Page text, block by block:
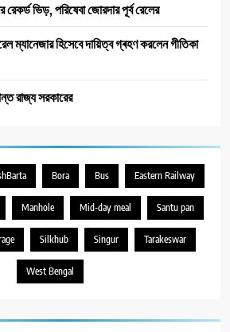
রেকর্ড ভিড়, পরিষেবা জোরদার পূর্ব রেলের
ম্যানেজার হিসেবে দায়িত্ব গ্ৰহণ করলেন গীতিকা
রাজ্য সরকারের
Bora Bus Eastern Railway
Manhole Mid-day meal Santu pan
Silkhub Singur Tarakeswar
West Bengal